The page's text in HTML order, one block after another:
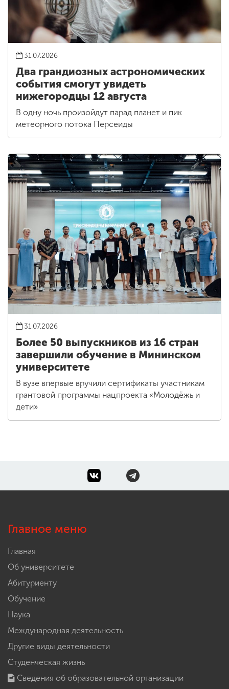
31.07.2026
Два грандиозных астрономических
события смогут увидеть
нижегородцы 12 августа
В одну ночь произойдут парад планет и пик
метеорного потока Персеиды
31.07.2026
Более 50 выпускников из 16 стран
завершили обучение в Мининском
университете
В вузе впервые вручили сертификаты участникам
грантовой программы нацпроекта «Молодёжь и
дети»
Главное меню
Главная
Об университете
Абитуриенту
Обучение
Наука
Международная деятельность
Другие виды деятельности
Студенческая жизнь
Сведения об образовательной организации